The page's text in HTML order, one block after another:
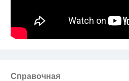
Справочная